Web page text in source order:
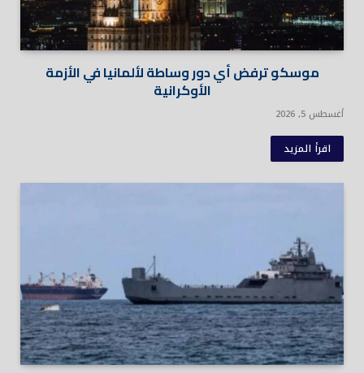
موسكو ترفض أي دور وساطة لألمانيا في الأزمة
الأوكرانية
أغسطس 5, 2026
اقرأ المزيد